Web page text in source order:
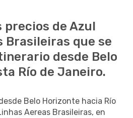
precios de Azul
Brasileiras que se
desde Belo
Río de Janeiro.
Belo Horizonte hacia Río
Aereas Brasileiras, en